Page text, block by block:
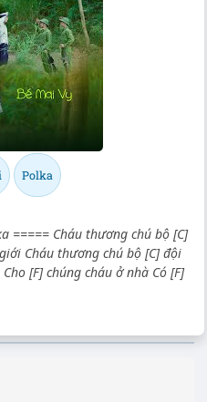
Polka
===== Cháu thương chú bộ [C]
Cháu thương chú bộ [C] đội
[F] chúng cháu ở nhà Có [F]